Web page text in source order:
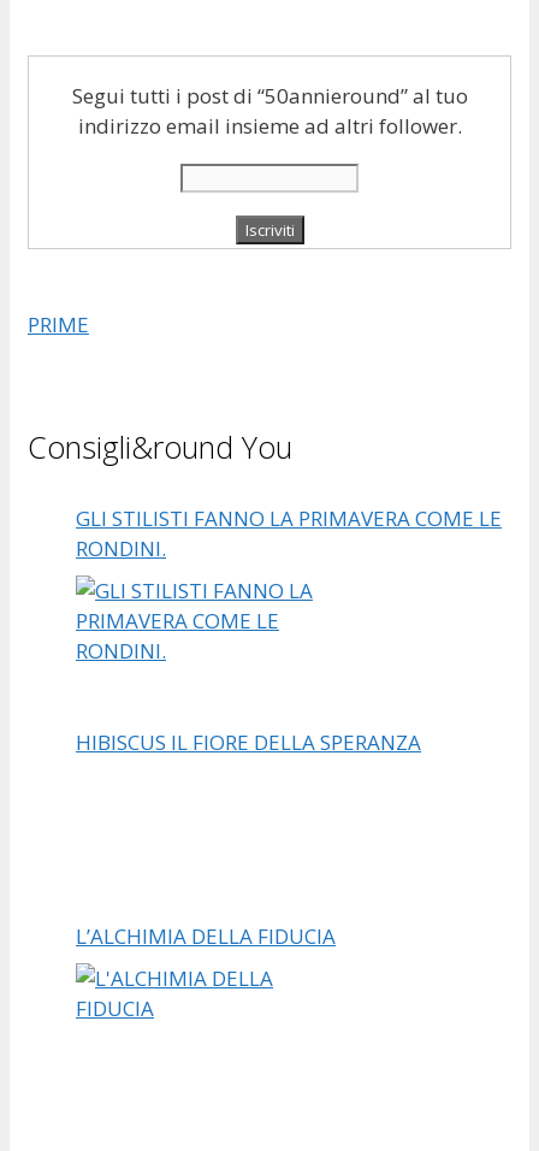
Segui tutti i post di “50annieround” al tuo
indirizzo email insieme ad altri follower.
PRIME
Consigli&round You
GLI STILISTI FANNO LA PRIMAVERA COME LE
RONDINI.
HIBISCUS IL FIORE DELLA SPERANZA
L’ALCHIMIA DELLA FIDUCIA